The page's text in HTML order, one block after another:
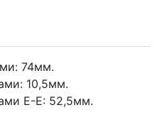
74мм.
10,5мм.
E-E: 52,5мм.